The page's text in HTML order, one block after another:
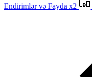
Endirimlər və Fayda x2